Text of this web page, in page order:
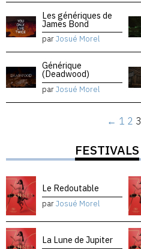
Les génériques de
James Bond
parJosué Morel
Générique
(Deadwood)
parJosué Morel
← 1 2 3
FESTIVALS
Le Redoutable
parJosué Morel
La Lune de Jupiter